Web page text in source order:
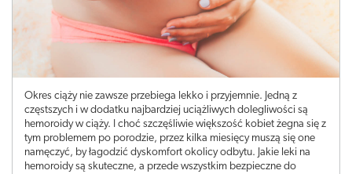
Okres ciąży nie zawsze przebiega lekko i przyjemnie. Jedną z
częstszych i w dodatku najbardziej uciążliwych dolegliwości są
hemoroidy w ciąży. I choć szczęśliwie większość kobiet żegna się z
tym problemem po porodzie, przez kilka miesięcy muszą się one
namęczyć, by łagodzić dyskomfort okolicy odbytu. Jakie leki na
hemoroidy są skuteczne, a przede wszystkim bezpieczne do